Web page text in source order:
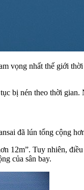
vọng nhất thế giới
bị nén theo thời
đã lún tổng cộng
12m”. Tuy nhiên,
của sân bay.